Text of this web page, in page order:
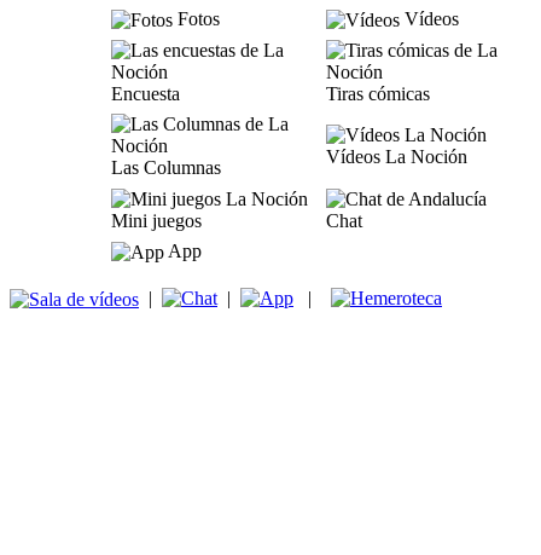
Fotos
Vídeos
Encuesta Tiras cómicas
Las Columnas
Vídeos La Noción
Mini juegos
Chat
App
| | |